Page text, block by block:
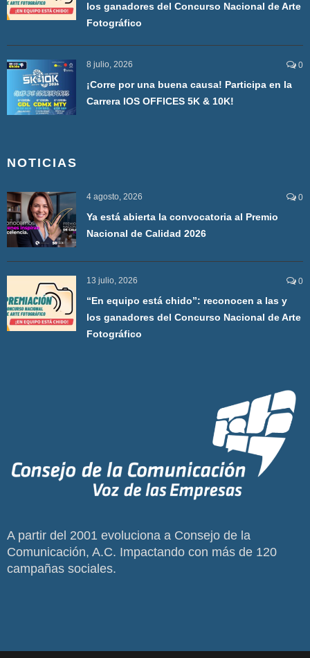
los ganadores del Concurso Nacional de Arte
Fotográfico
8 julio, 2026 0
¡Corre por una buena causa! Participa en la
Carrera IOS OFFICES 5K & 10K!
NOTICIAS
4 agosto, 2026 0
Ya está abierta la convocatoria al Premio
Nacional de Calidad 2026
13 julio, 2026 0
“En equipo está chido”: reconocen a las y
los ganadores del Concurso Nacional de Arte
Fotográfico
A partir del 2001 evoluciona a Consejo de la
Comunicación, A.C. Impactando con más de 120
campañas sociales.